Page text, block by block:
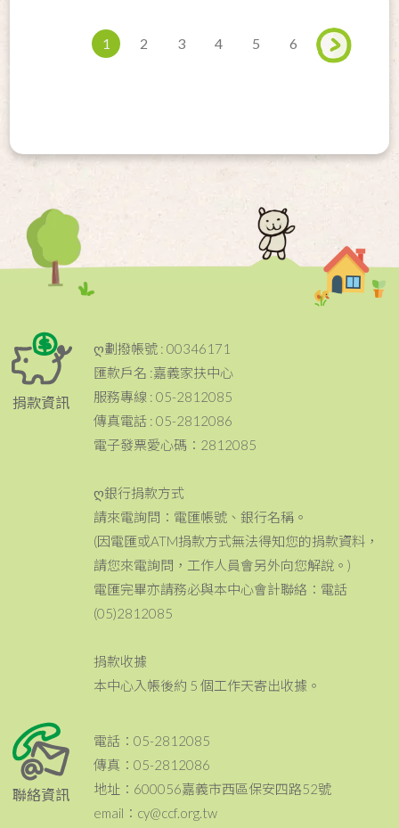
1 2 3 4 5 6
捐款資訊
ღ劃撥帳號 : 00346171
匯款戶名 :嘉義家扶中心
服務專線 : 05-2812085
傳真電話 : 05-2812086
電子發票愛心碼：2812085
ღ銀行捐款方式
請來電詢問：電匯帳號、銀行名稱。
(因電匯或ATM捐款方式無法得知您的捐款資料，
請您來電詢問，工作人員會另外向您解說。)
電匯完畢亦請務必與本中心會計聯絡：電話
(05)2812085
捐款收據
本中心入帳後約 5 個工作天寄出收據。
聯絡資訊
電話：05-2812085
傳真：05-2812086
地址：600056嘉義市西區保安四路52號
email：cy@ccf.org.tw